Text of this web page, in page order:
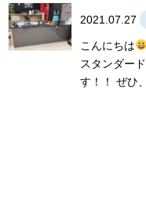
2021.07.27
こんにちは
スタンダー
す！！ ぜひ